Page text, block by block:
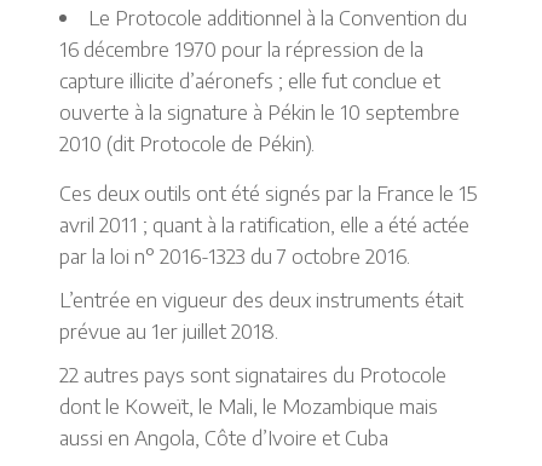
Le Protocole additionnel à la Convention du
16 décembre 1970 pour la répression de la
capture illicite d’aéronefs ; elle fut conclue et
ouverte à la signature à Pékin le 10 septembre
2010 (dit Protocole de Pékin).
Ces deux outils ont été signés par la France le 15
avril 2011 ; quant à la ratification, elle a été actée
par la loi n° 2016-1323 du 7 octobre 2016.
L’entrée en vigueur des deux instruments était
prévue au 1er juillet 2018.
22 autres pays sont signataires du Protocole
dont le Koweït, le Mali, le Mozambique mais
aussi en Angola, Côte d’Ivoire et Cuba